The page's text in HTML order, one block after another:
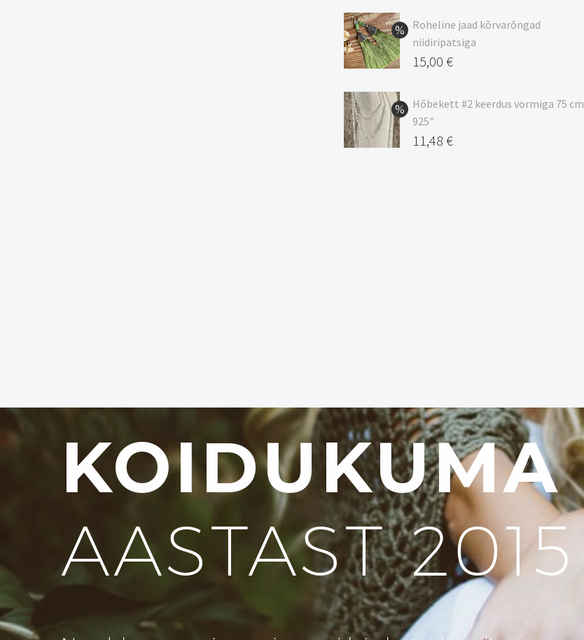
9,00 €
kuni
20,44 €
Roheline jaad kõrvarõngad
niidiripatsiga
Algne
oli:
17,00 €.
15,00 €
hind
on:
15,00 €.
Hõbekett #2 keerdus vormiga 75 cm
925"
Algne
11,48 €
KOIDUKUMA
AASTAST 2015